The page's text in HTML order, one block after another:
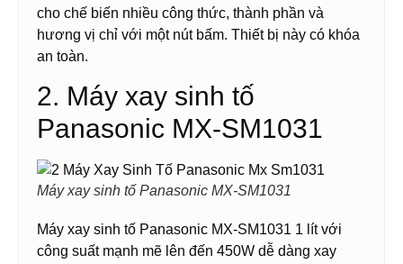
cho chế biến nhiều công thức, thành phần và
hương vị chỉ với một nút bấm. Thiết bị này có khóa
an toàn.
2. Máy xay sinh tố
Panasonic MX-SM1031
Máy xay sinh tố Panasonic MX-SM1031
Máy xay sinh tố Panasonic MX-SM1031 1 lít với
công suất mạnh mẽ lên đến 450W dễ dàng xay